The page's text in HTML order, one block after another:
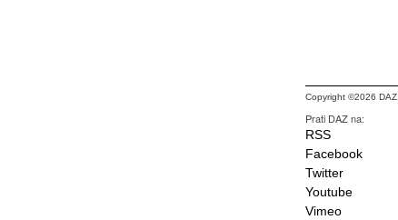
Copyright ©2026 DAZ.
Prati DAZ na:
RSS
Facebook
Twitter
Youtube
Vimeo